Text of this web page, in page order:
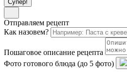
Супер!
Отправляем рецепт
Как назовем?
Пошаговое описание рецепта
Фото готового блюда (до 5 фото)